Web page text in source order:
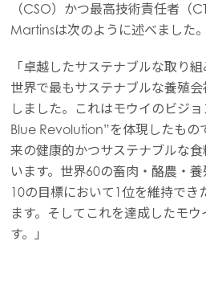
（CSO）かつ最高技術責任者（
Martinsは次のように述べました。
「卓越したサステナブルな取り
世界で最もサステナブルな養殖
しました。これはモウイのビジ
Blue Revolution”を体現したもの
来の健康的かつサステナブルな
います。世界60の畜肉・酪農・
10の目標において1位を維持でき
ます。そしてこれを達成したモ
す。」